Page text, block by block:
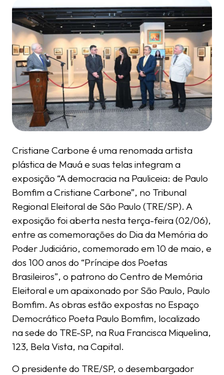
Cristiane Carbone é uma renomada artista
plástica de Mauá e suas telas integram a
exposição “A democracia na Pauliceia: de Paulo
Bomfim a Cristiane Carbone”, no Tribunal
Regional Eleitoral de São Paulo (TRE/SP). A
exposição foi aberta nesta terça-feira (02/06),
entre as comemorações do Dia da Memória do
Poder Judiciário, comemorado em 10 de maio, e
dos 100 anos do “Príncipe dos Poetas
Brasileiros”, o patrono do Centro de Memória
Eleitoral e um apaixonado por São Paulo, Paulo
Bomfim. As obras estão expostas no Espaço
Democrático Poeta Paulo Bomfim, localizado
na sede do TRE-SP, na Rua Francisca Miquelina,
123, Bela Vista, na Capital.
O presidente do TRE/SP, o desembargador